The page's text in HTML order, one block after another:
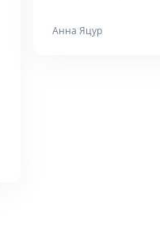
Анна Яцур